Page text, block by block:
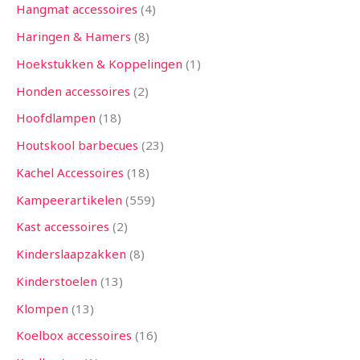
Hangmat accessoires 4
Haringen & Hamers 8
Hoekstukken & Koppelingen 1
Honden accessoires 2
Hoofdlampen 18
Houtskool barbecues 23
Kachel Accessoires 18
Kampeerartikelen 559
Kast accessoires 2
Kinderslaapzakken 8
Kinderstoelen 13
Klompen 13
Koelbox accessoires 16